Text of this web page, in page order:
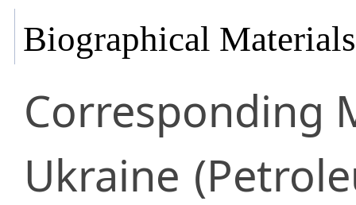
Biographical Materials
Corresponding
Ukraine